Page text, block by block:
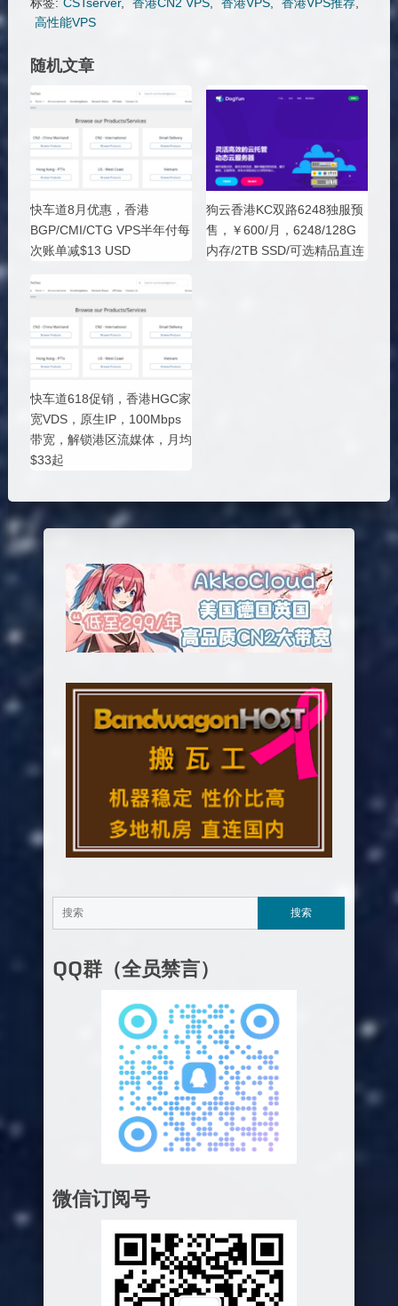
高性能VPS
随机文章
快车道8月优惠，香港
BGP/CMI/CTG VPS半年付每
次账单减$13 USD
狗云香港KC双路6248独服预
售，￥600/月，6248/128G
内存/2TB SSD/可选精品直连
快车道618促销，香港HGC家
宽VDS，原生IP，100Mbps
带宽，解锁港区流媒体，月均
$33起
QQ群（全员禁言）
微信订阅号